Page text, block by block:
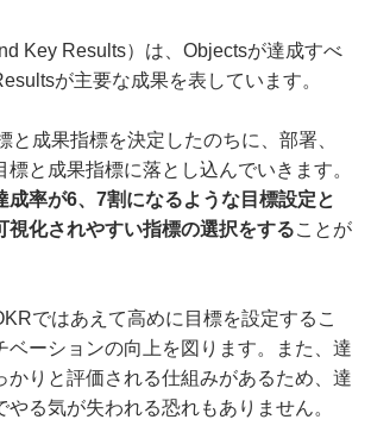
Key Results）は、Objectsが達成すべ
が主要な成果を表しています。
と成果指標を決定したのちに、部署、
と成果指標に落とし込んでいきます。
成率が6、7割になるような目標設定と
視化されやすい指標の選択をすることが
ではあえて高めに目標を設定するこ
ベーションの向上を図ります。また、達
かりと評価される仕組みがあるため、達
やる気が失われる恐れもありません。